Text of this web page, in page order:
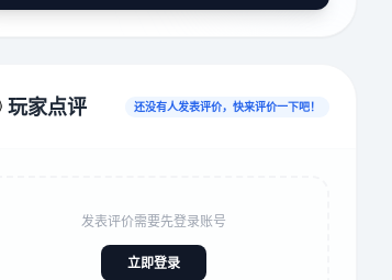
家点评 还没有人发表评价，快来评价一下吧！
发表评价需要先登录账号
立即登录